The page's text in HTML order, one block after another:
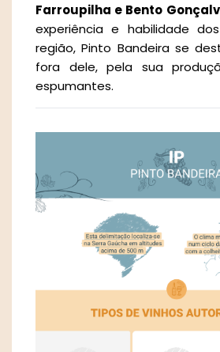
Farroupilha e Bento
experiência e habilidade
região, Pinto Bandeira se
fora dele, pela sua
espumantes.